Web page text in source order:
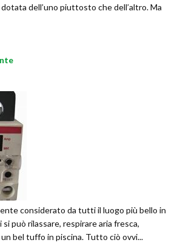
dell’uno piuttosto che dell’altro. Ma
considerato da tutti il luogo più bello in
può rilassare, respirare aria fresca,
bel tuffo in piscina. Tutto ciò ovvi...